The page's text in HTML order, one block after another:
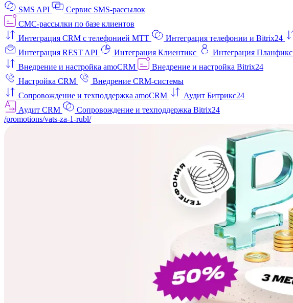
SMS API
Сервис SMS-рассылок
СМС-рассылки по базе клиентов
Интеграция CRM с телефонией МТТ
Интеграция телефонии и Bitrix24
Интеграция REST API
Интеграция Клиентикс Интеграция Планфикс
Внедрение и настройка amoCRM
Внедрение и настройка Bitrix24
Настройка CRM
Внедрение CRM-системы
Сопровождение и техподдержка amoCRM
Аудит Битрикс24
Аудит CRM
Сопровождение и техподдержка Bitrix24
/promotions/vats-za-1-rubl/